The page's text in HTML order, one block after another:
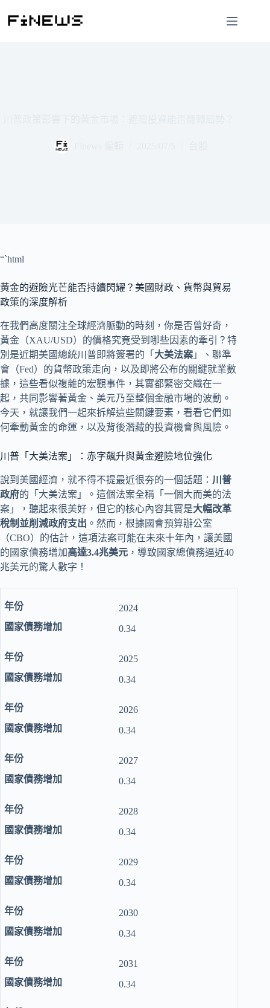
“`html
黃金的避險光芒能否持續閃耀？美國財政、貨幣與貿易
政策的深度解析
在我們高度關注全球經濟脈動的時刻，你是否曾好奇，
黃金（XAU/USD）的價格究竟受到哪些因素的牽引？特
別是近期美國總統川普即將簽署的「 大美法案 」、聯準
會（Fed）的貨幣政策走向，以及即將公布的關鍵就業數
據，這些看似複雜的宏觀事件，其實都緊密交織在一
起，共同影響著黃金、美元乃至整個金融市場的波動。
今天，就讓我們一起來拆解這些關鍵要素，看看它們如
何牽動黃金的命運，以及背後潛藏的投資機會與風險。
川普「大美法案」：赤字飆升與黃金避險地位強化
說到美國經濟，就不得不提最近很夯的一個話題： 川普
政府的「大美法案」。這個法案全稱「一個大而美的法
案」，聽起來很美好，但它的核心內容其實是大幅改革
稅制並削減政府支出 。然而，根據國會預算辦公室
（CBO）的估計，這項法案可能在未來十年內，讓美國
的國家債務增加高達3.4兆美元 ，導致國家總債務逼近40
兆美元的驚人數字！
2024
0.34
2025
0.34
2026
0.34
2027
0.34
2028
0.34
2029
0.34
2030
0.34
2031
0.34